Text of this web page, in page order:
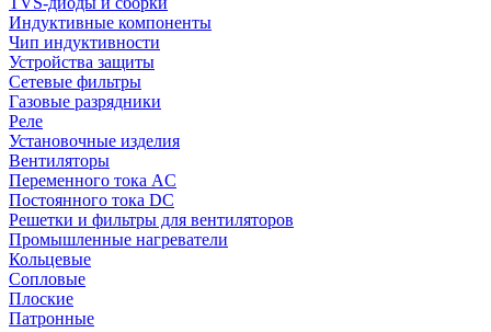
Индуктивные компоненты
Чип индуктивности
Устройства защиты
Сетевые фильтры
Газовые разрядники
Реле
Установочные изделия
Вентиляторы
Переменного тока AC
Постоянного тока DC
Решетки и фильтры для вентиляторов
Промышленные нагреватели
Кольцевые
Сопловые
Плоские
Патронные